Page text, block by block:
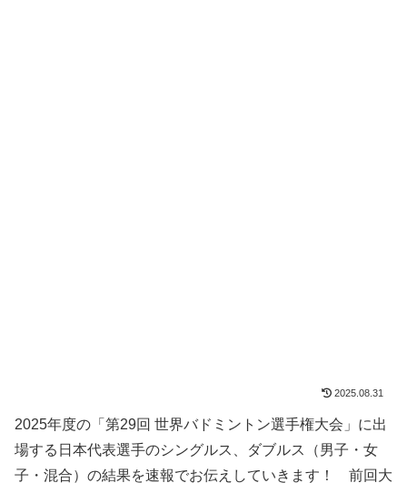
2025.08.31
2025年度の「第29回 世界バドミントン選手権大会」に出
場する日本代表選手のシングルス、ダブルス（男子・女
子・混合）の結果を速報でお伝えしていきます！ 前回大